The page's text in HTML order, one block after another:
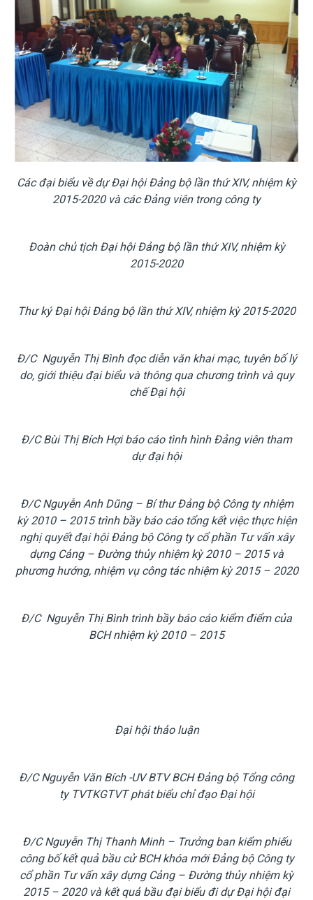
Các đại biểu về dự Đại hội Đảng bộ lần thứ XIV, nhiệm kỳ
2015-2020 và các Đảng viên trong công ty
Đoàn chủ tịch Đại hội Đảng bộ lần thứ XIV, nhiệm kỳ
2015-2020
Thư ký Đại hội Đảng bộ lần thứ XIV, nhiệm kỳ 2015-2020
Đ/C Nguyễn Thị Bình đọc diễn văn khai mạc, tuyên bố lý
do, giới thiệu đại biểu và thông qua chương trình và quy
chế Đại hội
Đ/C Bùi Thị Bích Hợi báo cáo tình hình Đảng viên tham
dự đại hội
Đ/C Nguyễn Anh Dũng – Bí thư Đảng bộ Công ty nhiệm
kỳ 2010 – 2015 trình bầy báo cáo tổng kết việc thực hiện
nghị quyết đại hội Đảng bộ Công ty cổ phần Tư vấn xây
dựng Cảng – Đường thủy nhiệm kỳ 2010 – 2015 và
phương hướng, nhiệm vụ công tác nhiệm kỳ 2015 – 2020
Đ/C Nguyễn Thị Bình trình bầy báo cáo kiểm điểm của
BCH nhiệm kỳ 2010 – 2015
Đại hội thảo luận
Đ/C Nguyễn Văn Bích -UV BTV BCH Đảng bộ Tổng công
ty TVTKGTVT phát biểu chỉ đạo Đại hội
Đ/C Nguyễn Thị Thanh Minh – Trưởng ban kiểm phiếu
công bố kết quả bầu cử BCH khóa mới Đảng bộ Công ty
cổ phần Tư vấn xây dựng Cảng – Đường thủy nhiệm kỳ
2015 – 2020 và kết quả bầu đại biểu đi dự Đại hội đại